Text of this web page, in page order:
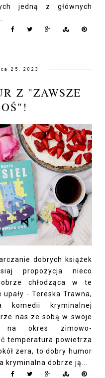
jedną z głównych
25, 2023
Z "ZAWSZE
dobrych książek
propozycja nieco
chłodząca w te
- Tereska Trawna,
komedii kryminalnej
nas ze sobą w swoje
na okres zimowo-
temperatura powietrza
zera, to dobry humor
kryminalna dobrze ją...